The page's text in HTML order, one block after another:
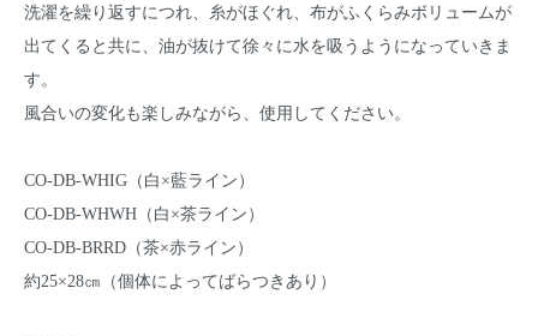
洗濯を繰り返すにつれ、糸がほぐれ、布がふくらみボリュームが
出てくると共に、油が抜けて徐々に水を吸うようになっていきま
す。
風合いの変化も楽しみながら、使用してください。
CO-DB-WHIG（白×藍ライン）
CO-DB-WHWH（白×茶ライン）
CO-DB-BRRD（茶×赤ライン）
約25×28㎝（個体によってばらつきあり）